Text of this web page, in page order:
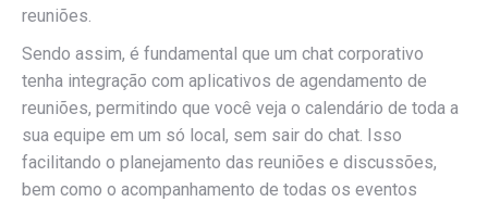
reuniões.
Sendo assim, é fundamental que um chat corporativo
tenha integração com aplicativos de agendamento de
reuniões, permitindo que você veja o calendário de toda a
sua equipe em um só local, sem sair do chat. Isso
facilitando o planejamento das reuniões e discussões,
bem como o acompanhamento de todas os eventos